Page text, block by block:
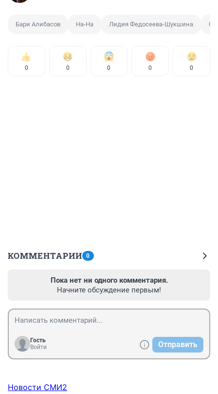
Бари Алибасов На-На Лидия Федосеева-Шукшина
0 0 0 0 0
КОММЕНТАРИИ 0
Пока нет ни одного комментария.
Начните обсуждение первым!
Гость
Войти
Отправить
Новости СМИ2